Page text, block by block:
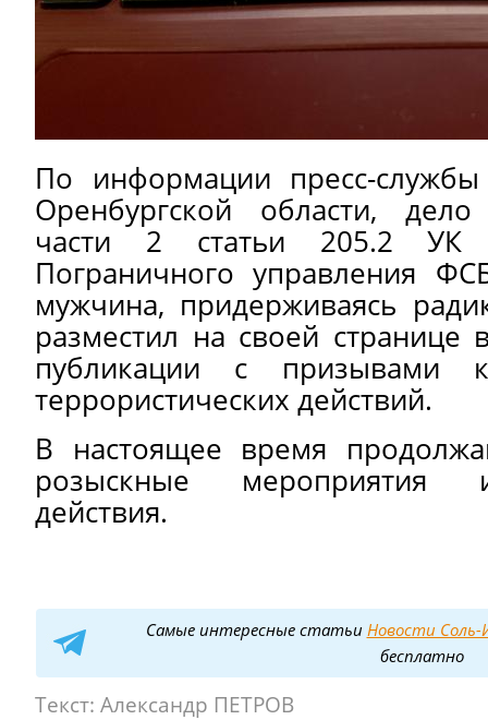
По информации пресс-
Оренбургской области, дело
части 2 статьи 205.2 УК
Пограничного управления
мужчина, придерживаясь
разместил на своей странице
публикации с призывами
террористических действий.
В настоящее время
розыскные мероприятия
действия.
Самые интересные статьи Новости Соль-
бесплатно
Текст: Александр ПЕТРОВ